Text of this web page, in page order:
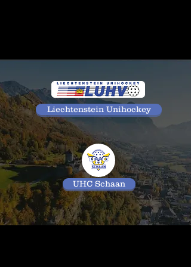
UHC Schaan
Liechtenstein Unihockey